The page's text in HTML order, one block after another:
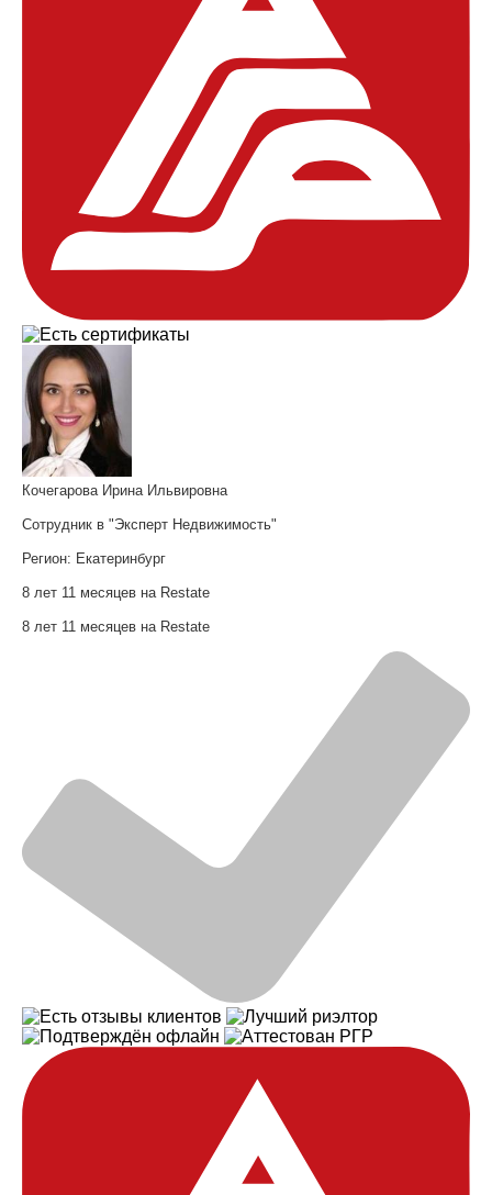
Кочегарова Ирина Ильвировна
Сотрудник в "Эксперт Недвижимость"
Регион: Екатеринбург
8 лет 11 месяцев на Restate
8 лет 11 месяцев на Restate